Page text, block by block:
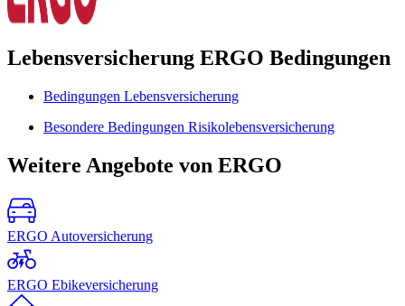
Lebensversicherung ERGO Bedingungen
Bedingungen Lebensversicherung
Besondere Bedingungen Risikolebensversicherung
Weitere Angebote von ERGO
ERGO Autoversicherung
ERGO Ebikeversicherung